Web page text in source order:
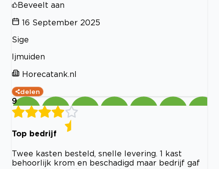
Beveelt aan
16 September 2025
Sige
Ijmuiden
Horecatank.nl
delen
9
Top bedrijf
Twee kasten besteld, snelle levering. 1 kast
behoorlijk krom en beschadigd maar bedrijf gaf